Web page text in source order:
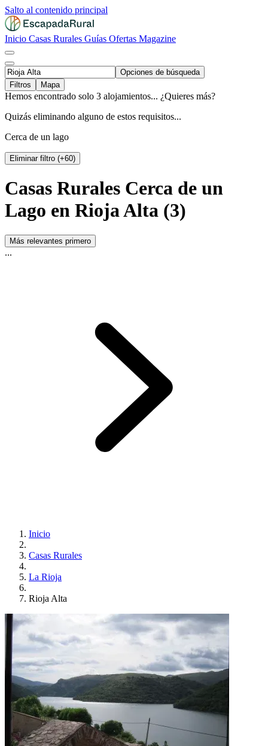
Salto al contenido principal
Inicio Casas Rurales Guías Ofertas Magazine
Opciones de búsqueda
Filtros
Mapa
Hemos encontrado solo 3 alojamientos... ¿Quieres más?
Quizás eliminando alguno de estos requisitos...
Cerca de un lago
Eliminar filtro (+60)
Casas Rurales Cerca de un
Lago en Rioja Alta (3)
Más relevantes primero
...
Inicio
Casas Rurales
La Rioja
Rioja Alta